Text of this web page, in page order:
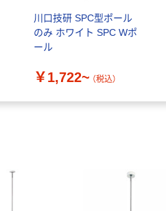
川口技研 SPC型ポール
のみ ホワイト SPC Wポ
ール
￥1,722~ （税込）